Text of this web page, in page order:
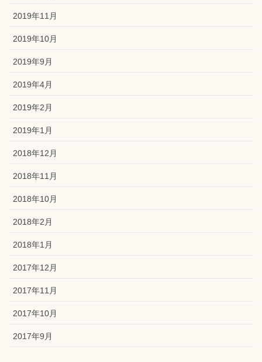
2019年11月
2019年10月
2019年9月
2019年4月
2019年2月
2019年1月
2018年12月
2018年11月
2018年10月
2018年2月
2018年1月
2017年12月
2017年11月
2017年10月
2017年9月